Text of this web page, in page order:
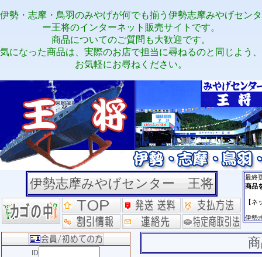
伊勢・志摩・鳥羽のみやげが何でも揃う伊勢志摩みやげセンタ
ー王将のインターネット販売サイトです。
商品についてのご質問も大歓迎です。
気になった商品は、実際のお店で担当に尋ねるのと同じよう、
お気軽にお尋ねください。
伊勢志摩みやげセンター 王将
ID